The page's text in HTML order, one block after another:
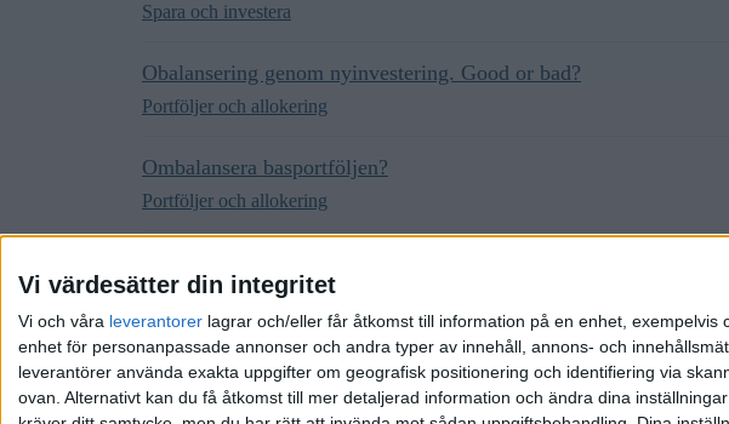
Vi värdesätter din integritet
Vi och våra leverantorer lagrar och/eller får åtkomst till information på en enhet,
enhet för personanpassade annonser och andra typer av innehåll, annons- och
leverantörer använda exakta uppgifter om geografisk positionering och identifiering via
ovan. Alternativt kan du få åtkomst till mer detaljerad information och ändra dina
Spara och investera
Obalansering genom nyinvestering. Good or bad?
Portföljer och allokering
Ombalansera basportföljen?
Portföljer och allokering
Spara och investera